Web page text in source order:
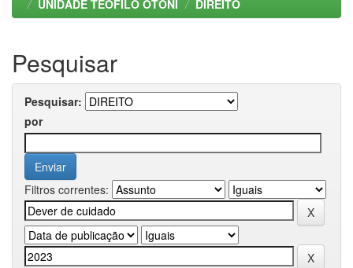
UNIDADE TEOFILO OTONI
DIREITO
Pesquisar
Pesquisar:
por
Filtros correntes: